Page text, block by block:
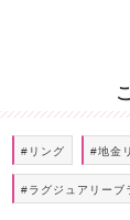
#リング #地金
#ラグジュアリーブ